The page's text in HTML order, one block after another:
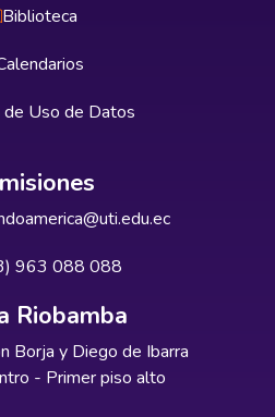
Biblioteca
Uso de Datos
963 088 088
Riobamba
Borja y Diego de Ibarra
- Primer piso alto